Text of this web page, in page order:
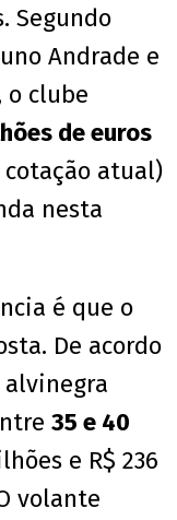
Segundo
Andrade e
o clube
de euros
cotação atual)
nesta
é que o
De acordo
35 e 40
e R$ 236
volante